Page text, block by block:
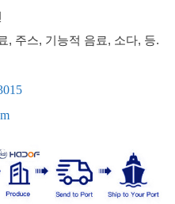
, 주스, 기능적 음료, 소다, 등.